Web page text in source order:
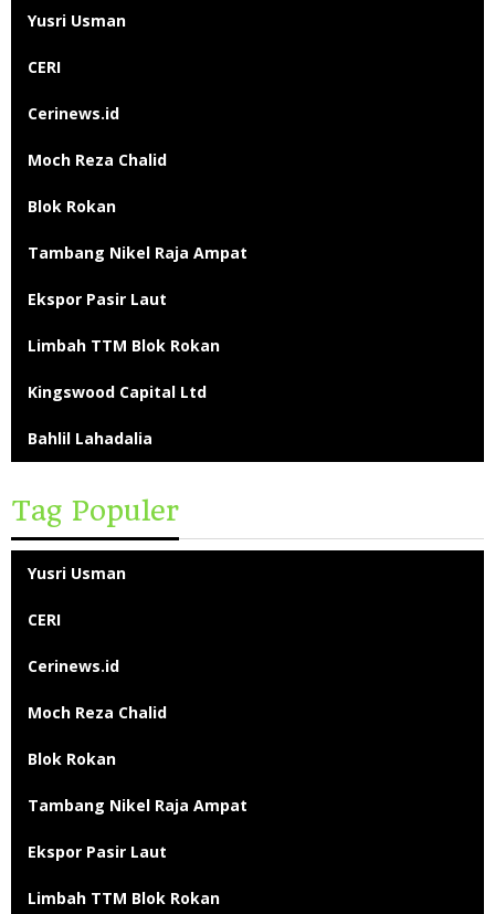
Yusri Usman
CERI
Cerinews.id
Moch Reza Chalid
Blok Rokan
Tambang Nikel Raja Ampat
Ekspor Pasir Laut
Limbah TTM Blok Rokan
Kingswood Capital Ltd
Bahlil Lahadalia
Tag Populer
Yusri Usman
CERI
Cerinews.id
Moch Reza Chalid
Blok Rokan
Tambang Nikel Raja Ampat
Ekspor Pasir Laut
Limbah TTM Blok Rokan